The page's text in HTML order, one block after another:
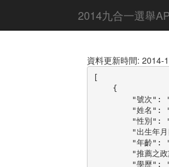
2014九合一選舉
資料更新時間: 2014-
[
    {
"號次":
"姓名":
"性別":
"出生年
"年齡":
"推薦之政
"學歷":